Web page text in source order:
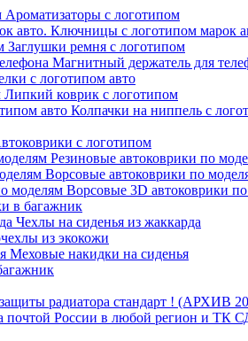
Ароматизаторы с логотипом
Ключницы с логотипом марок
Заглушки ремня с логотипом
Магнитный держатель для
с логотипом авто
Липкий коврик c логотипом
Колпачки на ниппель с
с логотипом
Резиновые автоковрики по
Ворсовые автоковрики по
Ворсовые 3D автоковрики
в багажник
Чехлы на сиденья из жаккарда
из экокожи
Меховые накидки на сиденья